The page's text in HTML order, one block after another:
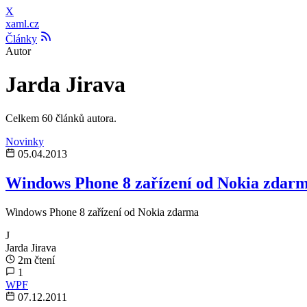
X
xaml.cz
Články
Autor
Jarda Jirava
Celkem 60 článků autora.
Novinky
05.04.2013
Windows Phone 8 zařízení od Nokia
Windows Phone 8 zařízení od Nokia zdarma
J
Jarda Jirava
2m čtení
1
WPF
07.12.2011